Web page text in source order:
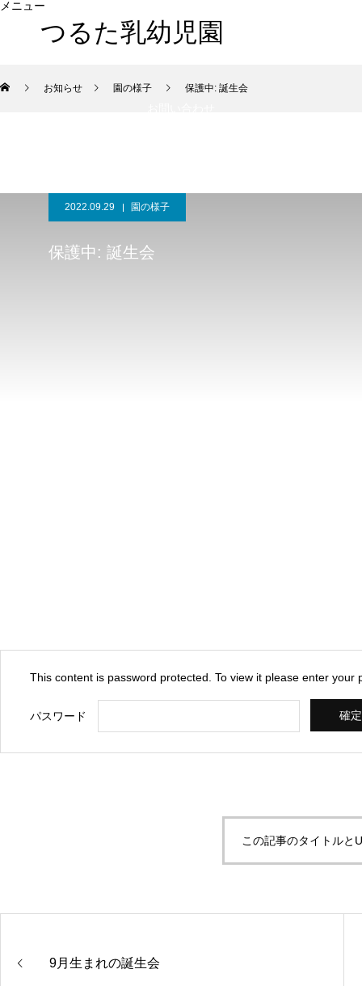
つるた乳幼児園
メニュー
HOME 当園について 入園のご案内
お知らせ 園の様子 保護中: 誕生会
2022.09.29 園の様子
保護中: 誕生会
This content is password protected. To view it please enter your
パスワード
この記事のタイトルと
9月生まれの誕生会